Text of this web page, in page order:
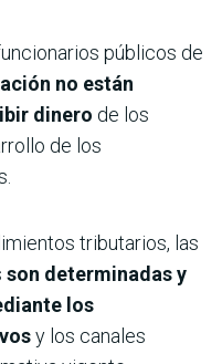
públicos de
no están
dinero de los
de los
tributarios, las
son determinadas y
los
y los canales